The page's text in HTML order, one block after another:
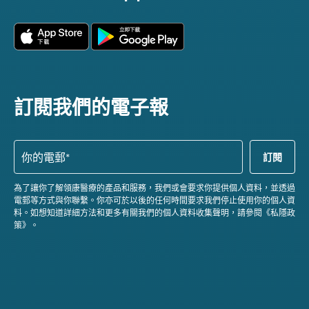
訂閱我們的電子報
為了讓你了解領康醫療的產品和服務，我們或會要求你提供個人資料，並透過
電郵等方式與你聯繫。你亦可於以後的任何時間要求我們停止使用你的個人資
料。如想知道詳細方法和更多有關我們的個人資料收集聲明，請參閱《私隱政
策》。